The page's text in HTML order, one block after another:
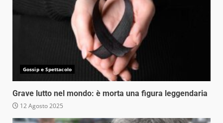
Gossip e Spettacolo
Grave lutto nel mondo: è morta una figura leggendaria
12 Agosto 2025